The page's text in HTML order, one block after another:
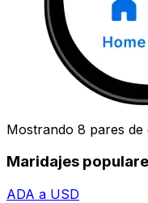
Mostrando 8 pares de
Maridajes
ADA a USD